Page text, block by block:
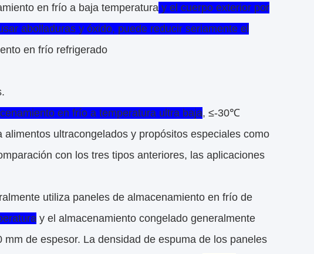
en frío a baja temperatura y el cuerpo exterior por
abolladuras y óxido, puede reducir seriamente el
en frío refrigerado
en frío a temperatura ultra baja, ≤-30℃
ultracongelados y propósitos especiales como
con los tres tipos anteriores, las aplicaciones
utiliza paneles de almacenamiento en frío de
y el almacenamiento congelado generalmente
de espesor. La densidad de espuma de los paneles